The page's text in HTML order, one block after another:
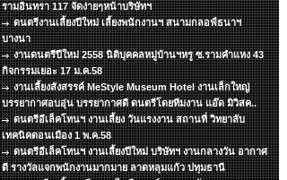
รามอินทรา 117 จัดง่ายๆหน้าบริษัทฯ
ดนตรีงานเลี้ยงปีใหม่ เลี้ยงพนักงานฯ สนามกลอฟ์ธนาฯ
บางนา
งานดนตรีปีใหม่ 2558 นิติบุคคลหมู่บ้านฯหรู ซ.รามคำแหง 43
กิจกรรมเยอะ 17 ม.ค.58
งานเลี้ยงสังสรรค์ MeStyle Museum Hotel งานเล็กใหญ่
บรรยากาศอบอุ่น บรรยากาศดี ดนตรีโดยทีมงาน แอ๊ด มิวิสค..
ดนตรีอีเล็คโทนฯ งานเลี้ยง วันแรงงาน สถานที่ วิทยาลับ
เทคนิคดอนเมือง 1 พ.ค.58
ดนตรีอีเล็คโทนฯ งานเลี้ยงปีใหม่ บริษัทฯ งานกลางวัน อากาศ
ดี รางวัลแจกพนักงานมากมาย ลาดหลุมแก้ว ปทุมธานี